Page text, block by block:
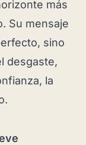
más
Su mensaje
sino
desgaste,
la